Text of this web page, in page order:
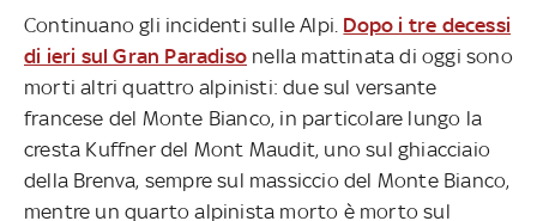
Continuano gli incidenti sulle Alpi. Dopo i tre decessi
di ieri sul Gran Paradiso nella mattinata di oggi sono
morti altri quattro alpinisti: due sul versante
francese del Monte Bianco, in particolare lungo la
cresta Kuffner del Mont Maudit, uno sul ghiacciaio
della Brenva, sempre sul massiccio del Monte Bianco,
mentre un quarto alpinista morto è morto sul